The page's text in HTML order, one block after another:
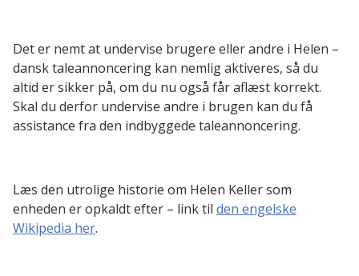
Det er nemt at undervise brugere eller andre i Helen –
dansk taleannoncering kan nemlig aktiveres, så du
altid er sikker på, om du nu også får aflæst korrekt.
Skal du derfor undervise andre i brugen kan du få
assistance fra den indbyggede taleannoncering.
Læs den utrolige historie om Helen Keller som
enheden er opkaldt efter – link til den engelske
Wikipedia her.